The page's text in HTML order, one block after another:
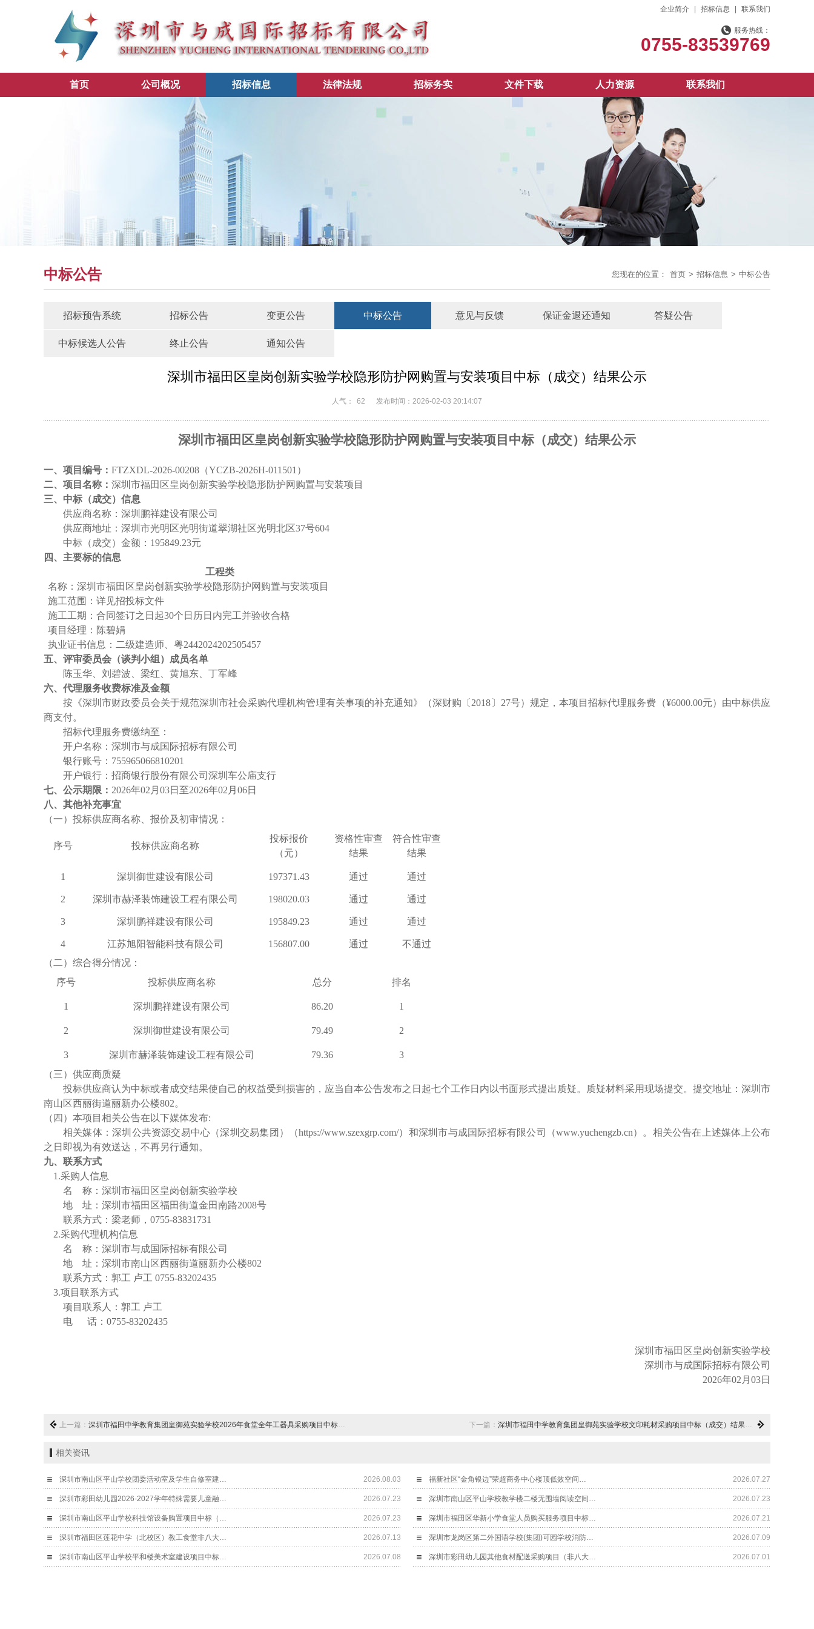
企业简介 招标信息 联系我们
服务热线：
0755-83539769
首页 公司概况 招标信息 法律法规 招标务实 文件下载 人力资源 联系我们
中标公告 您现在的位置： 首页 > 招标信息 > 中标公告
招标预告系统 招标公告 变更公告 中标公告 意见与反馈 保证金退还通知 答疑公告
中标候选人公告 终止公告 通知公告
深圳市福田区皇岗创新实验学校隐形防护网购置与安装项目中标（成交）结果公示
人气： 62 发布时间：2026-02-03 20:14:07
深圳市福田区皇岗创新实验学校隐形防护网购置与安装项目 中标（成交）结果公示
一、项目编号： FTZXDL-2026-00208（YCZB-2026H-011501）
二、项目名称： 深圳市福田区皇岗创新实验学校隐形防护网购置与安装项目
三、中标（成交）信息
供应商名称： 深圳鹏祥建设有限公司
供应商地址：深圳市光明区光明街道翠湖社区光明北区37号604
中标（成交）金额： 195849.23元
四、主要标的信息
工程类
名称：深圳市福田区皇岗创新实验学校隐形防护网购置与安装项目
施工范围 ： 详见招投标文件
施工工期 ： 合同签订之日起30个日历日内完工并验收合格
项目经理 ： 陈碧娟
执业证书信息 ： 二级建造师、粤2442024202505457
五、评审委员会（谈判小组）成员名单
陈玉华、刘碧波、梁红、黄旭东、丁军峰
六、代理服务收费标准及金额
按《深圳市财政委员会关于规范深圳市社会采购代理机构管理有关事项的补充通知》（深财购〔 2018〕27号）规定，本项目招标代理服务费 （¥6000.00元） 由中标供应
商支付。
招标代理服务费缴纳至：
开户名称：深圳市与成国际招标有限公司
银行账号： 755965066810201
开户银行：招商银行股份有限公司深圳车公庙支行
七、公示期限： 2026年02 月 03日至2026年02 月 06日
八、其他补充事宜
（一）投标供应商名称、报价及初审情况：
序号 投标供应商名称
投标报价
（元）
资格性审查
结果
符合性审查
结果
1 深圳御世建设有限公司 197371.43 通过 通过
2 深圳市赫泽装饰建设工程有限公司 198020.03 通过 通过
3 深圳鹏祥建设有限公司 195849.23 通过 通过
4 江苏旭阳智能科技有限公司 156807.00 通过
不通过
（二）综合得分情况：
序号
投标供应商名称 总分 排名
1 深圳鹏祥建设有限公司 86.20 1
2 深圳御世建设有限公司 79.49 2
3 深圳市赫泽装饰建设工程有限公司 79.36
3
（三）供应商质疑
投标供应商认为中标或者成交结果使自己的权益受到损害的，应当自本公告发布之日起七个工作日内以书面形式提出质疑。质疑材料采用现场提交。提交地址：深圳市
南山区西丽街道丽新办公楼802。
（ 四 ）本项目相关公告在以下媒体发布:
相关媒体：深圳公共资源交易中心（深圳交易集团）（https://www.szexgrp.com/）和深圳市与成国际招标有限公司（www.yuchengzb.cn）。相关公告在上述媒体上公布
之日即视为有效送达，不再另行通知。
九、联系方式
1.采购人信息
名
称： 深圳市福田区皇岗创新实验学校
地
址：深圳市福田区福田街道金田南路2008号
联系方式：梁老师， 0755-83831731
2.采购代理机构信息
名
称：深圳市与成国际招标有限公司
地
址：深圳市南山区西丽街道丽新办公楼802
联系方式 ：郭工 卢工 0755-83202435
3.项目联系方式
项目联系人：郭工 卢工
电
话： 0755-83202435
深圳市福田区皇岗创新实验学校
深圳市与成国际招标有限公司
2026年02 月 03日
上一篇： 深圳市福田中学教育集团皇御苑实验学校2026年食堂全年工器具采购项目中标（成交）结果公示 下一篇： 深圳市福田中学教育集团皇御苑实验学校文印耗材采购项目中标（成交）结果公示
相关资讯
深圳市南山区平山学校团委活动室及学生自修室建… 2026.08.03 福新社区“金角银边”荣超商务中心楼顶低效空间… 2026.07.27
深圳市彩田幼儿园2026-2027学年特殊需要儿童融… 2026.07.23 深圳市南山区平山学校教学楼二楼无围墙阅读空间… 2026.07.23
深圳市南山区平山学校科技馆设备购置项目中标（… 2026.07.23 深圳市福田区华新小学食堂人员购买服务项目中标… 2026.07.21
深圳市福田区莲花中学（北校区）教工食堂非八大… 2026.07.13 深圳市龙岗区第二外国语学校(集团)可园学校消防… 2026.07.09
深圳市南山区平山学校平和楼美术室建设项目中标… 2026.07.08 深圳市彩田幼儿园其他食材配送采购项目（非八大… 2026.07.01